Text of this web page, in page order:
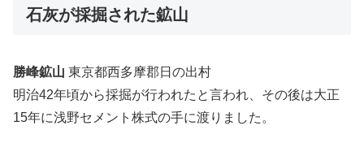
石灰が採掘された鉱山
勝峰鉱山 東京都西多摩郡日の出村
明治42年頃から採掘が行われたと言われ、その後は大正
15年に浅野セメント株式の手に渡りました。